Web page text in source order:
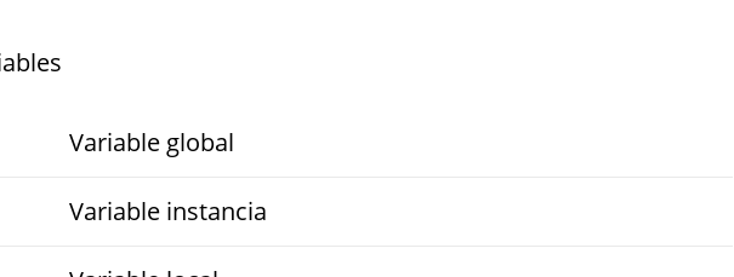
Variable global
Variable instancia